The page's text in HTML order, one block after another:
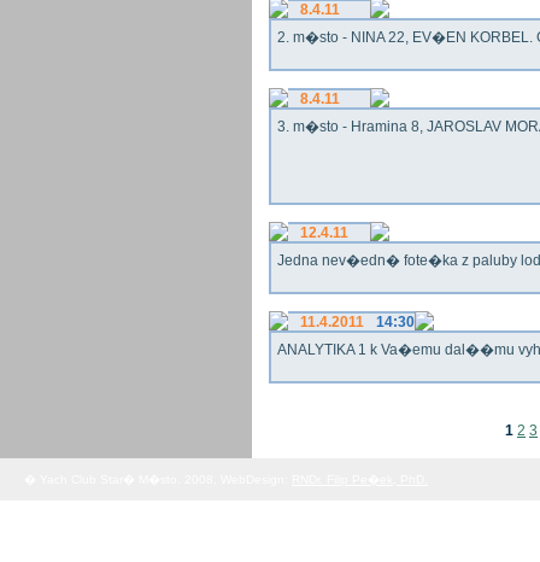
8.4.11
2. m�sto - NINA 22, EV�EN KORBEL.
8.4.11
3. m�sto - Hramina 8, JAROSLAV
12.4.11
Jedna nev�edn� fote�ka z paluby
11.4.2011
14:30
ANALYTIKA 1 k Va�emu dal��mu
1 2 3